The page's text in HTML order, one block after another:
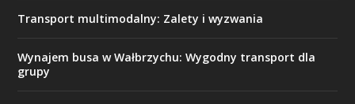
Transport multimodalny: Zalety i wyzwania
Wynajem busa w Wałbrzychu: Wygodny transport dla
grupy